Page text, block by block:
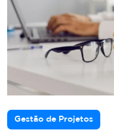
Gestão de Projetos